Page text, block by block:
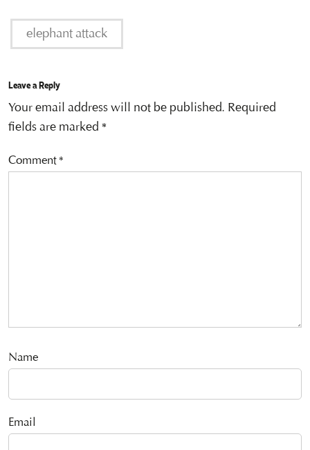
elephant attack
Leave a Reply
Your email address will not be published. Required
fields are marked *
Comment*
Name
Email